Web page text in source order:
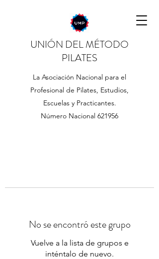
UNIÓN DEL MÉTODO
PILATES
La Asociación Nacional para el
Profesional de Pilates, Estudios,
Escuelas y Practicantes.
Número Nacional 621956
No se encontró este grupo
Vuelve a la lista de grupos e
inténtalo de nuevo.